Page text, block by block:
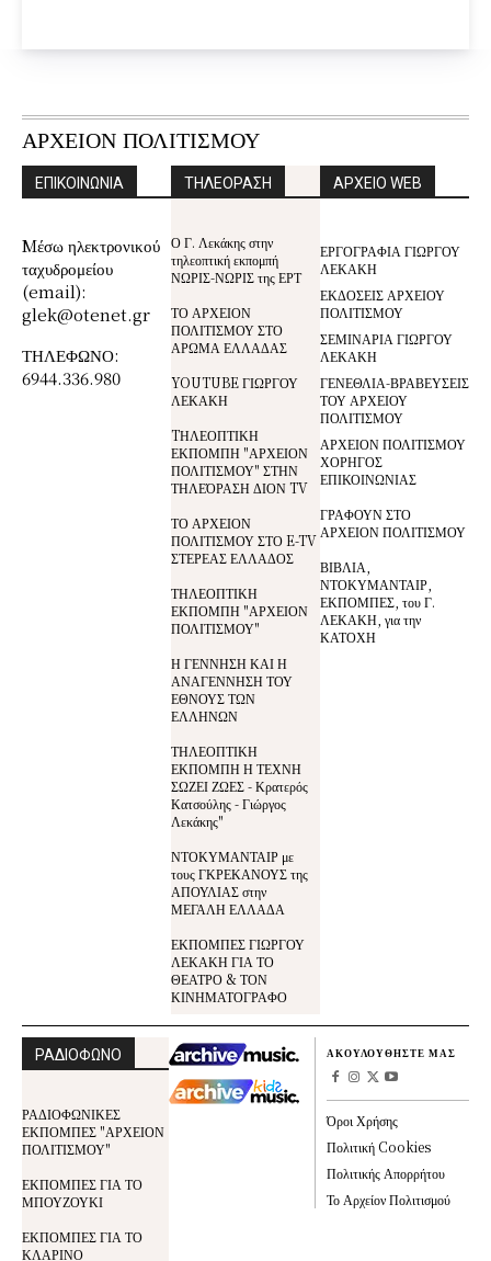
ΑΡΧΕΙΟΝ ΠΟΛΙΤΙΣΜΟΥ
ΕΠΙΚΟΙΝΩΝΙΑ
Mέσω ηλεκτρονικού
ταχυδρομείου
(email):
glek@otenet.gr
ΤΗΛΕΦΩΝΟ:
6944.336.980
ΤΗΛΕΟΡΑΣΗ
Ο Γ. Λεκάκης στην
τηλεοπτική εκπομπή
ΝΩΡΙΣ-ΝΩΡΙΣ της ΕΡΤ
ΤΟ ΑΡΧΕΙΟΝ
ΠΟΛΙΤΙΣΜΟΥ ΣΤΟ
ΑΡΩΜΑ ΕΛΛΑΔΑΣ
YOUTUBE ΓΙΩΡΓΟΥ
ΛΕΚΑΚΗ
TΗΛΕΟΠΤΙΚΗ
ΕΚΠΟΜΠΗ "ΑΡΧΕΙΟΝ
ΠΟΛΙΤΙΣΜΟΥ" ΣΤΗΝ
ΤΗΛΕΌΡΑΣΗ ΔΙΟΝ TV
ΤΟ ΑΡΧΕΙΟΝ
ΠΟΛΙΤΙΣΜΟΥ ΣΤΟ E-TV
ΣΤΕΡΕΑΣ ΕΛΛΑΔΟΣ
ΤΗΛΕΟΠΤΙΚΗ
ΕΚΠΟΜΠΗ "ΑΡΧΕΙΟΝ
ΠΟΛΙΤΙΣΜΟΥ"
Η ΓΕΝΝΗΣΗ ΚΑΙ Η
ΑΝΑΓΕΝΝΗΣΗ ΤΟΥ
ΕΘΝΟΥΣ ΤΩΝ
ΕΛΛΗΝΩΝ
ΤΗΛΕΟΠΤΙΚΗ
ΕΚΠΟΜΠΗ Η ΤΕΧΝΗ
ΣΩΖΕΙ ΖΩΕΣ - Κρατερός
Κατσούλης - Γιώργος
Λεκάκης"
ΝΤΟΚΥΜΑΝΤΑΙΡ με
τους ΓΚΡΕΚΑΝΟΥΣ της
ΑΠΟΥΛΙΑΣ στην
ΜΕΓΑΛΗ ΕΛΛΑΔΑ
ΕΚΠΟΜΠΕΣ ΓΙΩΡΓΟΥ
ΛΕΚΑΚΗ ΓΙΑ ΤΟ
ΘΕΑΤΡΟ & ΤΟΝ
ΚΙΝΗΜΑΤΟΓΡΑΦΟ
ΑΡΧΕΙΟ WEB
ΕΡΓΟΓΡΑΦΙΑ ΓΙΩΡΓΟΥ
ΛΕΚΑΚΗ
ΕΚΔΟΣΕΙΣ ΑΡΧΕΙΟΥ
ΠΟΛΙΤΙΣΜΟΥ
ΣΕΜΙΝΑΡΙΑ ΓΙΩΡΓΟΥ
ΛΕΚΑΚΗ
ΓΕΝΕΘΛΙΑ-ΒΡΑΒΕΥΣΕΙΣ
ΤΟΥ ΑΡΧΕΙΟΥ
ΠΟΛΙΤΙΣΜΟΥ
ΑΡΧΕΙΟΝ ΠΟΛΙΤΙΣΜΟΥ
ΧΟΡΗΓΟΣ
ΕΠΙΚΟΙΝΩΝΙΑΣ
ΓΡΑΦΟΥΝ ΣΤΟ
ΑΡΧΕΙΟΝ ΠΟΛΙΤΙΣΜΟΥ
ΒΙΒΛΙΑ,
ΝΤΟΚΥΜΑΝΤΑΙΡ,
ΕΚΠΟΜΠΕΣ, του Γ.
ΛΕΚΑΚΗ, για την
ΚΑΤΟΧΗ
ΡΑΔΙΟΦΩΝΟ
ΡΑΔΙΟΦΩΝΙΚΕΣ
ΕΚΠΟΜΠΕΣ "ΑΡΧΕΙΟΝ
ΠΟΛΙΤΙΣΜΟΥ"
ΕΚΠΟΜΠΕΣ ΓΙΑ ΤΟ
ΜΠΟΥΖΟΥΚΙ
ΕΚΠΟΜΠΕΣ ΓΙΑ ΤΟ
ΚΛΑΡΙΝΟ
ΑΚΟΥΛΟΥΘΗΣΤΕ ΜΑΣ
Όροι Χρήσης
Πολιτική Cookies
Πολιτικής Απορρήτου
Το Αρχείον Πολιτισμού